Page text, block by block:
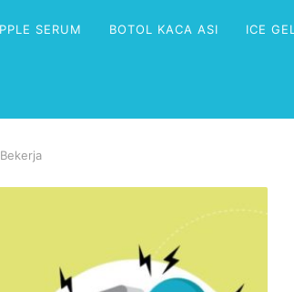
SERUM BOTOL KACA ASI ICE GEL